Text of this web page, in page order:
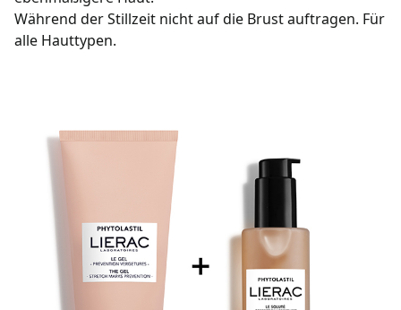
Während der Stillzeit nicht auf die Brust auftragen. Für
alle Hauttypen.